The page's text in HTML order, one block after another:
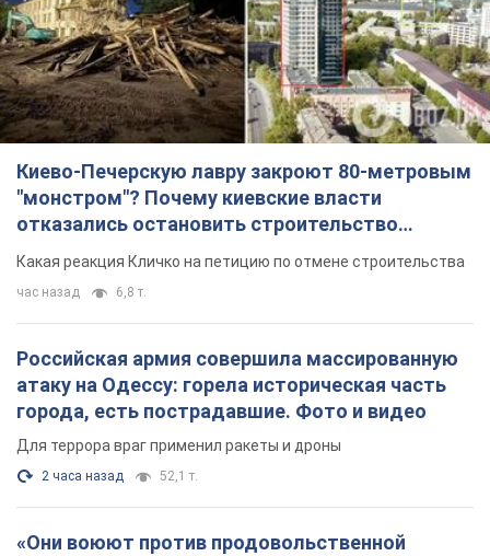
Киево-Печерскую лавру закроют 80-метровым
"монстром"? Почему киевские власти
отказались остановить строительство
небоскреба "московского верующего"
Какая реакция Кличко на петицию по отмене строительства
час назад 6,8 т.
Российская армия совершила массированную
атаку на Одессу: горела историческая часть
города, есть пострадавшие. Фото и видео
Для террора враг применил ракеты и дроны
2 часа назад 52,1 т.
«Они воюют против продовольственной